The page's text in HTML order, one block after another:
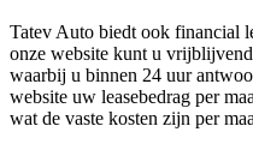
Tatev Auto biedt ook financial
onze website kunt u
waarbij u binnen 24 uur
website uw leasebedrag per
wat de vaste kosten zijn per